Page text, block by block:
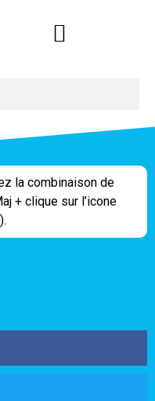
la combinaison de
+ clique sur l’icone